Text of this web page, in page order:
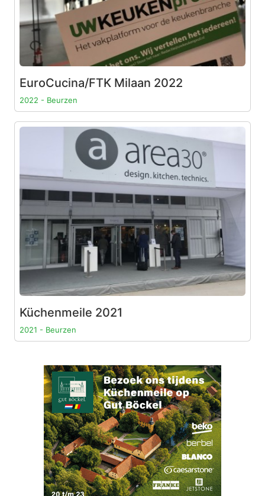
EuroCucina/FTK Milaan 2022
2022 - Beurzen
Küchenmeile 2021
2021 - Beurzen